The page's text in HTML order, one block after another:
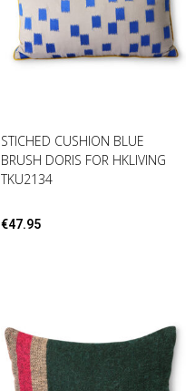
STICHED CUSHION BLUE
BRUSH DORIS FOR HKLIVING
TKU2134
€47.95